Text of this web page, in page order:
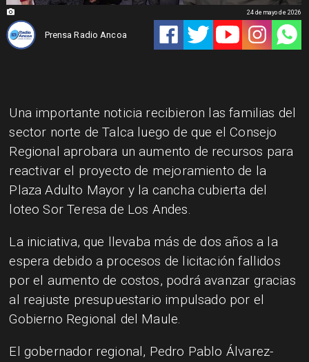
Prensa Radio Ancoa
24 de mayo de 2026
Una importante noticia recibieron las familias del
sector norte de Talca luego de que el Consejo
Regional aprobara un aumento de recursos para
reactivar el proyecto de mejoramiento de la
Plaza Adulto Mayor y la cancha cubierta del
loteo Sor Teresa de Los Andes.
La iniciativa, que llevaba más de dos años a la
espera debido a procesos de licitación fallidos
por el aumento de costos, podrá avanzar gracias
al reajuste presupuestario impulsado por el
Gobierno Regional del Maule.
El gobernador regional, Pedro Pablo Álvarez-